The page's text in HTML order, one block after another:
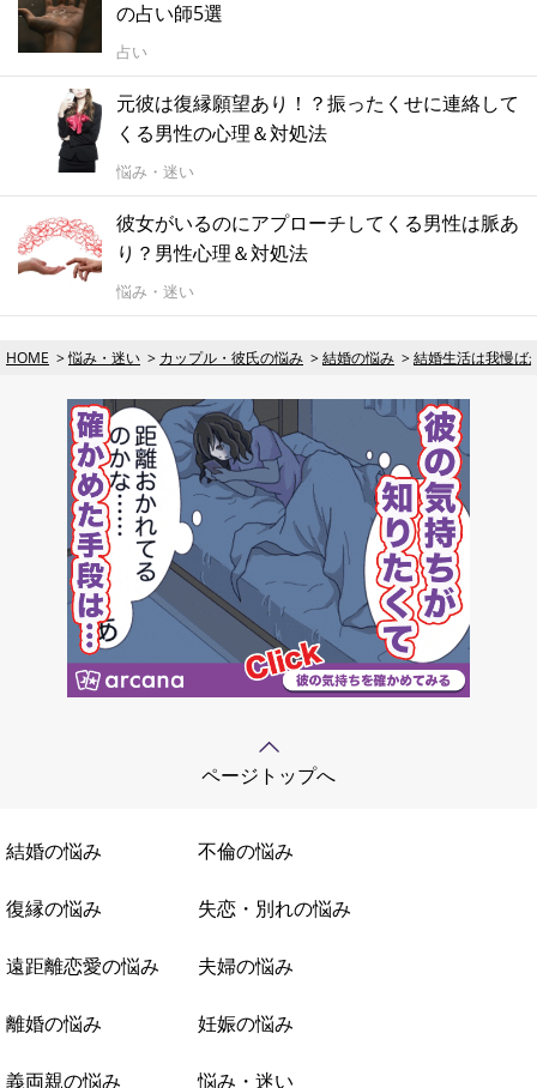
の占い師5選
占い
元彼は復縁願望あり！？振ったくせに連絡して
くる男性の心理＆対処法
悩み・迷い
彼女がいるのにアプローチしてくる男性は脈あ
り？男性心理＆対処法
悩み・迷い
HOME 悩み・迷い カップル・彼氏の悩み 結婚の悩み 結婚生活は我慢ば
ページトップへ
結婚の悩み 不倫の悩み
復縁の悩み 失恋・別れの悩み
遠距離恋愛の悩み 夫婦の悩み
離婚の悩み 妊娠の悩み
義両親の悩み 悩み・迷い